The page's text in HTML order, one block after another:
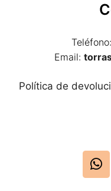
Email:
Política de